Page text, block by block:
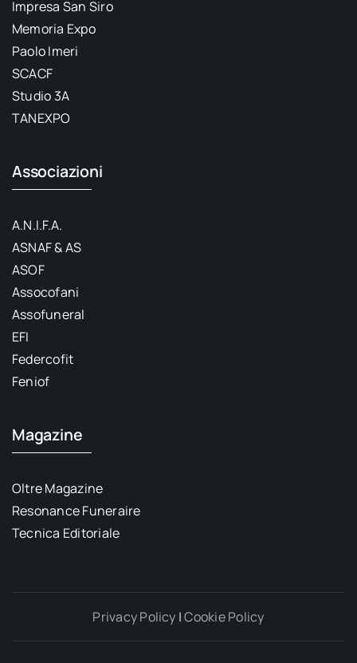
Impresa San Siro
Memoria Expo
Paolo Imeri
SCACF
Studio 3A
TANEXPO
Associazioni
A.N.I.F.A.
ASNAF & AS
ASOF
Assocofani
Assofuneral
EFI
Federcofit
Feniof
Magazine
Oltre Magazine
Resonance Funeraire
Tecnica Editoriale
Privacy Policy |Cookie Policy